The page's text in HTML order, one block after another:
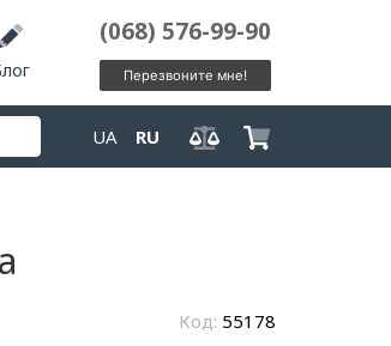
(068) 576-99-90
Перезвоните мне!
UA RU
Код: 55178